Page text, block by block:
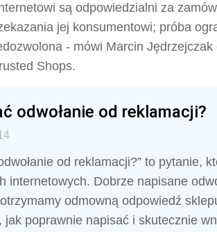
są odpowiedzialni za
jej konsumentowi; próba
- mówi Marcin
Shops.
odwołanie od reklamacji?
od reklamacji?” to pytanie,
internetowych. Dobrze napisane
odmowną odpowiedź
jak poprawnie napisać i skutecznie